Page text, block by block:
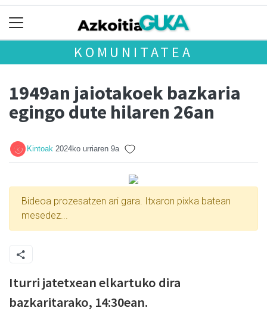
KOMUNITATEA
1949an jaiotakoek bazkaria
egingo dute hilaren 26an
Kintoak 2024ko urriaren 9a
Bideoa prozesatzen ari gara. Itxaron pixka batean
mesedez...
Iturri jatetxean elkartuko dira
bazkaritarako, 14:30ean.